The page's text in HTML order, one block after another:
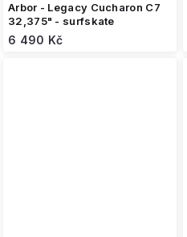
Arbor - Legacy Cucharon C7
32,375" - surfskate
6 490 Kč